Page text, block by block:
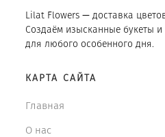
Lilat Flowers — доставка
Создаём изысканные букеты
для любого особенного дня.
КАРТА САЙТА
Главная
О нас